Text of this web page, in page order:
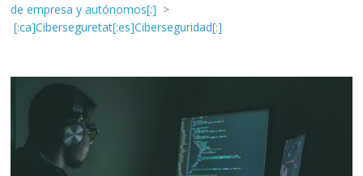
de empresa y autónomos[:] >
[:ca]Ciberseguretat[:es]Ciberseguridad[:]